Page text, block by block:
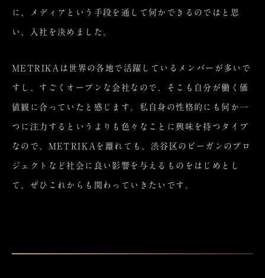
に、メディアという手段を通して何かできるのではと思
い、入社を決めました。
METRIKAは世界の各地で活躍しているメンバーが多いで
すし、すごくオープンな会社なので、そこも自分が働く価
値観に合っていたと感じます。私自身の性格的にも何か一
つに注力するというよりも色々なことに興味を持つタイプ
なので、METRIKAを離れても、渋谷区のビーガンのプロ
ジェクトなど社会に良い影響を与えるものをはじめとし
て、ぜひこれからも関わっていきたいです。